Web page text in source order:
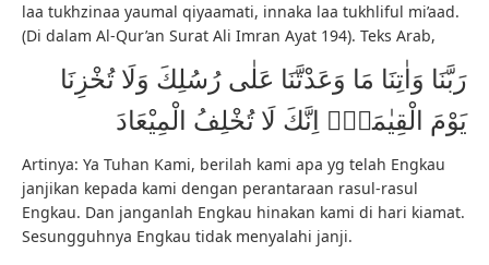
laa tukhzinaa yaumal qiyaamati, innaka laa tukhliful mi’aad.
(Di dalam Al-Qur’an Surat Ali Imran Ayat 194). Teks Arab,
رَبَّنَا وَاٰتِنَا مَا وَعَدْتَّنَا عَلٰى رُسُلِكَ وَلَا تُخْزِنَا
يَوْمَ الْقِيٰمَةِۗ اِنَّكَ لَا تُخْلِفُ الْمِيْعَادَ
Artinya: Ya Tuhan Kami, berilah kami apa yg telah Engkau
janjikan kepada kami dengan perantaraan rasul-rasul
Engkau. Dan janganlah Engkau hinakan kami di hari kiamat.
Sesungguhnya Engkau tidak menyalahi janji.